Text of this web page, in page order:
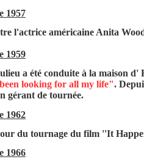
1957
l'actrice américaine Anita
1959
a été conduite à la maison
looking for all my life".
gérant de tournée.
1962
du tournage du film ''It
1966